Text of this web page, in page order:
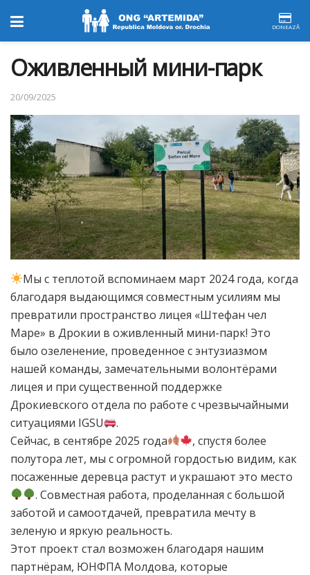
DONEAZĂ
Oживленный мини-парк
20/09/2025
Мы с теплотой вспоминаем март 2024 года, когда
благодаря выдающимся совместным усилиям мы
превратили пространство лицея «Штефан чел
Маре» в Дрокии в оживленный мини-парк! Это
было озеленение, проведенное с энтузиазмом
нашей команды, замечательными волонтёрами
лицея и при существенной поддержке
Дрокиевского отдела по работе с чрезвычайными
ситуациями IGSU
.
Сейчас, в сентябре 2025 года
, спустя более
полутора лет, мы с огромной гордостью видим, как
посаженные деревца растут и украшают это место
. Совместная работа, проделанная с большой
заботой и самоотдачей, превратила мечту в
зеленую и яркую реальность.
Этот проект стал возможен благодаря нашим
партнёрам, ЮНФПА Молдова, которые